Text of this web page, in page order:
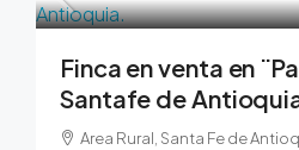
Finca en venta en
Santafe de
Area Rural, Santa Fe de